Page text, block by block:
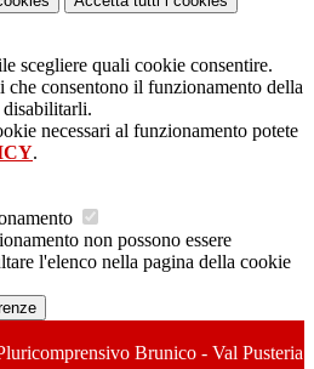
scegliere quali cookie consentire.
che consentono il funzionamento della
disabilitarli.
necessari al funzionamento potete
.
non possono essere
l'elenco nella pagina della cookie
Brunico - Val Pusteria